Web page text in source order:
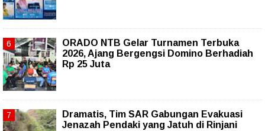
ORADO NTB Gelar Turnamen Terbuka
2026, Ajang Bergengsi Domino Berhadiah
Rp 25 Juta
Dramatis, Tim SAR Gabungan Evakuasi
Jenazah Pendaki yang Jatuh di Rinjani